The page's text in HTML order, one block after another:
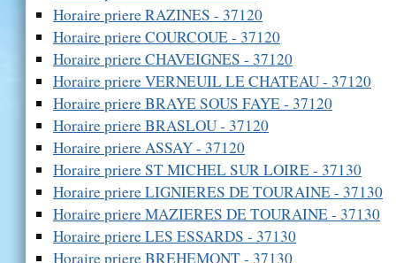
Horaire priere RAZINES - 37120
Horaire priere COURCOUE - 37120
Horaire priere CHAVEIGNES - 37120
Horaire priere VERNEUIL LE CHATEAU - 37120
Horaire priere BRAYE SOUS FAYE - 37120
Horaire priere BRASLOU - 37120
Horaire priere ASSAY - 37120
Horaire priere ST MICHEL SUR LOIRE - 37130
Horaire priere LIGNIERES DE TOURAINE - 37130
Horaire priere MAZIERES DE TOURAINE - 37130
Horaire priere LES ESSARDS - 37130
Horaire priere BREHEMONT - 37130